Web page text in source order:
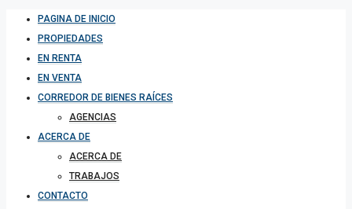
PAGINA DE INICIO
PROPIEDADES
EN RENTA
EN VENTA
CORREDOR DE BIENES RAÍCES
AGENCIAS
ACERCA DE
ACERCA DE
TRABAJOS
CONTACTO